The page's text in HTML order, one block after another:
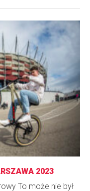
2023
To może nie był